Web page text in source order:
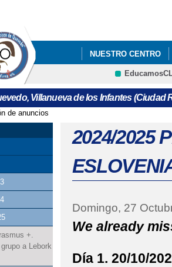
NUESTRO CENTRO
ERASMUS+
REUNIONES CON
Cultura
Villanueva de los Infantes (Ciudad
usted aquí
de anuncios
+.
a Lebork
2024/2025
Domingo, 27
We already
Día 1. 20/10/